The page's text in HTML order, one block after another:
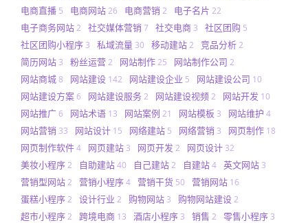
电商直播 5 电商网站26 电商营销 2 电子名片 22
电子商务网站2 社交媒体营销 7 社交电商 3 社区团购 5
社区团购小程序 3 私域流量 30 移动建站2 竞品分析2
简历网站 3 粉丝运营2 网站制作25 网站制作公司 2
网站商城8 网站建设 142 网站建设企业 5 网站建设公司 10
网站建设方案6 网站建设服务2 网站建设视频2 网站开发 10
网站推广6 网站术语 13 网站案例 21 网站模板 3 网站维护 4
网站营销 33 网站设计 15 网络建站 5 网络营销 3 网页制作 18
网页制作软件4 网页建站 3 网页开发 2 网页设计 32
美妆小程序2 自助建站40 自己建站2 自建站4 英文网站 3
营销型网站2 营销小程序4 营销干货 50 营销网站 16
蛋糕小程序2 设计行业 2 购物网站 3 购物网站建设2
超市小程序2 跨境电商 13 酒店小程序 3 销售 2 零售小程序 3